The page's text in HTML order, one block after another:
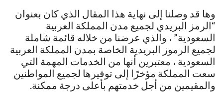
وها قد وصلنا إلى نهاية هذا المقال الذي كان بعنوان
“الرمز البريدي لجميع مدن المملكة العربية
السعودية” ، والذي عرضنا من خلاله قائمة شاملة
لجميع الرموز البريدية الخاصة بمدن المملكة العربية
السعودية ، معتبرين أنها من الخدمات المهمة التي
سعت المملكة مؤخرًا إلى توفيرها لجميع المواطنين
والمقيمين من أجل خدمتهم بأعلى درجة ممكنة.